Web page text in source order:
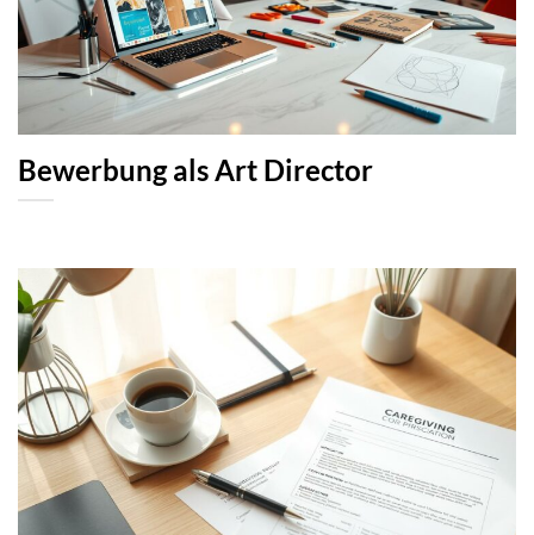
Bewerbung als Art Director